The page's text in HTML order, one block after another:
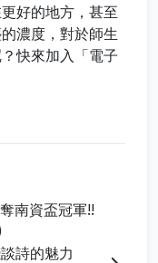
好的地方，甚至
濃度，對於師生
快來加入「電子
南資盃冠軍!!
詩的魅力